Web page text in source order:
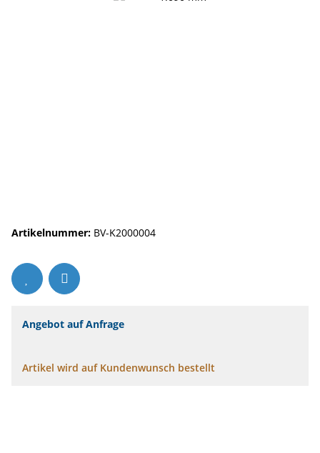
Artikelnummer: BV-K2000004
Angebot auf Anfrage
Artikel wird auf Kundenwunsch bestellt